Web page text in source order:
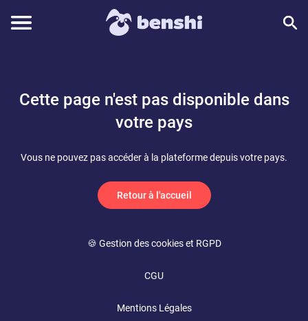
Cette page n'est pas disponible dans
votre pays
Vous ne pouvez pas accéder à la plateforme depuis votre pays.
Retour à l'accueil
🍪 Gestion des cookies et RGPD
CGU
Mentions Légales